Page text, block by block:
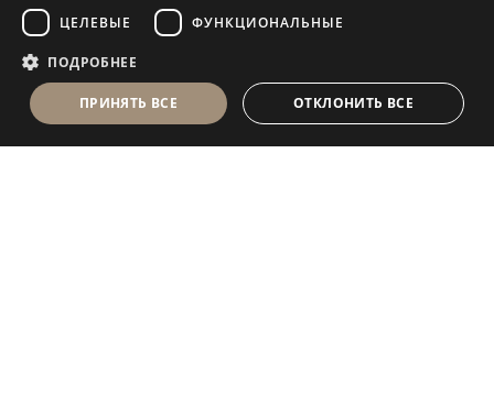
П
О
Д
П
И
С
А
Т
Ь
С
Я
Н
А
Р
А
С
С
Ы
Л
К
У
Н
О
В
О
С
Т
Е
ЦЕЛЕВЫЕ ФУНКЦИОНАЛЬНЫЕ
ПОДРОБНЕЕ
ПРИНЯТЬ ВСЕ ОТКЛОНИТЬ ВСЕ